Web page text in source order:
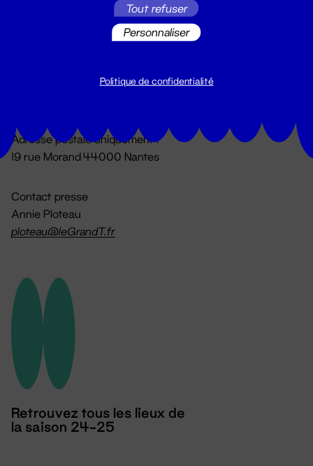
Du lundi au vendredi 14h → 18h
Adresse postale uniquement :
19 rue Morand 44000 Nantes
Contact presse
Annie Ploteau
ploteau@leGrandT.fr
Retrouvez tous les lieux de
la saison 24-25
Tout refuser
Personnaliser
Politique de confidentialité